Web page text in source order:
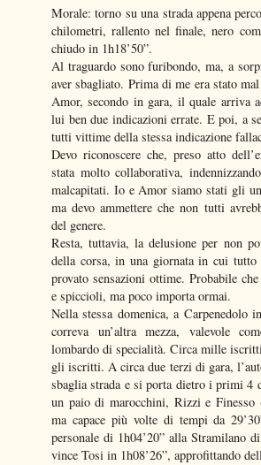
Morale: torno su una strada appena
chilometri, rallento nel finale, nero
chiudo in 1h18’50”.
Al traguardo sono furibondo, ma, a
aver sbagliato. Prima di me era stato
Amor, secondo in gara, il quale arriva
lui ben due indicazioni errate. E poi, a
tutti vittime della stessa indicazione
Devo riconoscere che, preso atto
stata molto collaborativa,
malcapitati. Io e Amor siamo stati gli
ma devo ammettere che non tutti
del genere.
Resta, tuttavia, la delusione per non
della corsa, in una giornata in cui tutto
provato sensazioni ottime. Probabile
e spiccioli, ma poco importa ormai.
Nella stessa domenica, a Carpenedolo
correva un’altra mezza, valevole
lombardo di specialità. Circa mille
gli iscritti. A circa due terzi di gara,
sbaglia strada e si porta dietro i primi 4
un paio di marocchini, Rizzi e Finesso
ma capace più volte di tempi da
personale di 1h04’20” alla Stramilano
vince Tosi in 1h08’26”, approfittando